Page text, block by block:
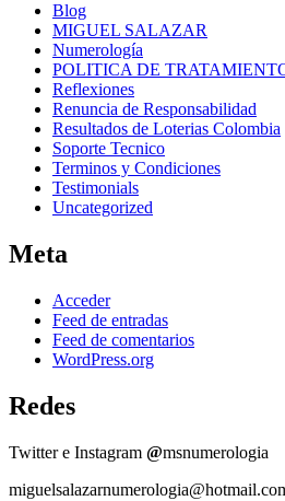
Blog
MIGUEL SALAZAR
Numerología
POLITICA DE
Reflexiones
Renuncia de Responsabilidad
Resultados de Loterias Colombia
Soporte Tecnico
Terminos y Condiciones
Testimonials
Uncategorized
Meta
Acceder
Feed de entradas
Feed de comentarios
WordPress.org
Redes
Twitter e Instagram @msnumerologia